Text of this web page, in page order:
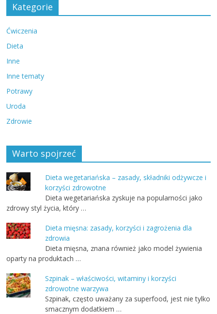
Kategorie
Ćwiczenia
Dieta
Inne
Inne tematy
Potrawy
Uroda
Zdrowie
Warto spojrzeć
Dieta wegetariańska – zasady, składniki odżywcze i
korzyści zdrowotne
Dieta wegetariańska zyskuje na popularności jako
zdrowy styl życia, który …
Dieta mięsna: zasady, korzyści i zagrożenia dla
zdrowia
Dieta mięsna, znana również jako model żywienia
oparty na produktach …
Szpinak – właściwości, witaminy i korzyści
zdrowotne warzywa
Szpinak, często uważany za superfood, jest nie tylko
smacznym dodatkiem …